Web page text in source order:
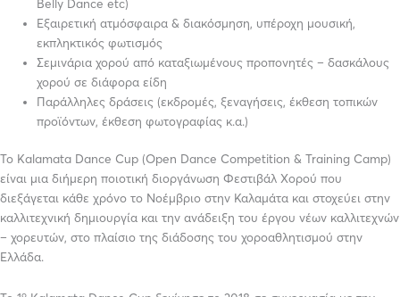
Belly Dance etc)
Εξαιρετική ατμόσφαιρα & διακόσμηση, υπέροχη μουσική,
εκπληκτικός φωτισμός
Σεμινάρια χορού από καταξιωμένους προπονητές – δασκάλους
χορού σε διάφορα είδη
Παράλληλες δράσεις (εκδρομές, ξεναγήσεις, έκθεση τοπικών
προϊόντων, έκθεση φωτογραφίας κ.α.)
Το Kalamata Dance Cup (Open Dance Competition & Training Camp)
είναι μια διήμερη ποιοτική διοργάνωση Φεστιβάλ Χορού που
διεξάγεται κάθε χρόνο το Νοέμβριο στην Καλαμάτα και στοχεύει στην
καλλιτεχνική δημιουργία και την ανάδειξη του έργου νέων καλλιτεχνών
– χορευτών, στο πλαίσιο της διάδοσης του χοροαθλητισμού στην
Ελλάδα.